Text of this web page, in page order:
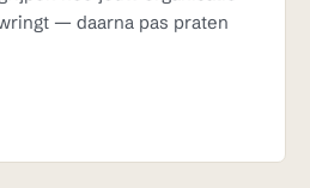
— daarna pas praten